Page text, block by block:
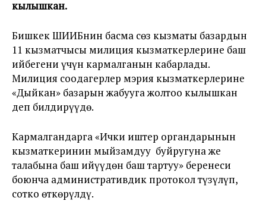
кылышкан.
Бишкек ШИИБнин басма сөз кызматы базардын
11 кызматчысы милиция кызматкерлерине баш
ийбегени үчүн кармалганын кабарлады.
Милиция соодагерлер мэрия кызматкерлерине
«Дыйкан» базарын жабууга жолтоо кылышкан
деп билдирүүдө.
Кармалгандарга «Ички иштер органдарынын
кызматкеринин мыйзамдуу буйругуна же
талабына баш ийүүдөн баш тартуу» беренеси
боюнча административдик протокол түзүлүп,
сотко өткөрүлдү.